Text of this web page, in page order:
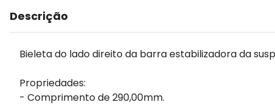
Descrição
Bieleta do lado direito da barra estabilizadora da
Propriedades:
- Comprimento de 290,00mm.